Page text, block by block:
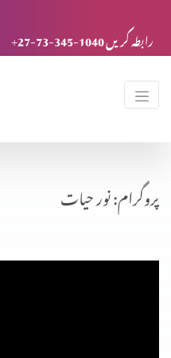
+27-73-345-1040 رابطہ کریں
پروگرام: نور حیات